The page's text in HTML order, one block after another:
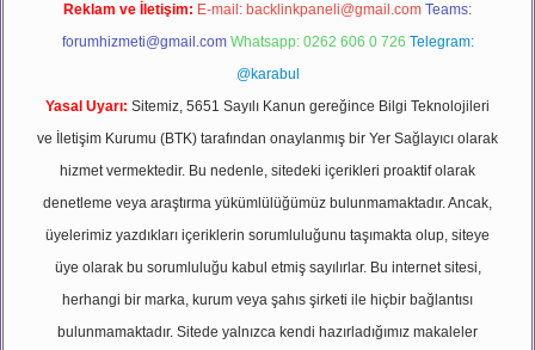
Reklam ve İletişim: E-mail: backlinkpaneli@gmail.com Teams:
forumhizmeti@gmail.com Whatsapp: 0262 606 0 726 Telegram:
@karabul
Yasal Uyarı: Sitemiz, 5651 Sayılı Kanun gereğince Bilgi Teknolojileri
ve İletişim Kurumu (BTK) tarafından onaylanmış bir Yer Sağlayıcı olarak
hizmet vermektedir. Bu nedenle, sitedeki içerikleri proaktif olarak
denetleme veya araştırma yükümlülüğümüz bulunmamaktadır. Ancak,
üyelerimiz yazdıkları içeriklerin sorumluluğunu taşımakta olup, siteye
üye olarak bu sorumluluğu kabul etmiş sayılırlar. Bu internet sitesi,
herhangi bir marka, kurum veya şahıs şirketi ile hiçbir bağlantısı
bulunmamaktadır. Sitede yalnızca kendi hazırladığımız makaleler